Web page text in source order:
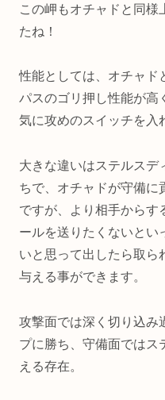
この岬もオチャドと同様
たね！
性能としては、オチャド
パスのゴリ押し性能が高
気に攻めのスイッチを入
大きな違いはステルスデ
ちで、オチャドが守備に
ですが、より相手からす
ールを送りたくないとい
いと思って出したら取ら
与える事ができます。
攻撃面では深く切り込み
プに勝ち、守備面ではス
える存在。